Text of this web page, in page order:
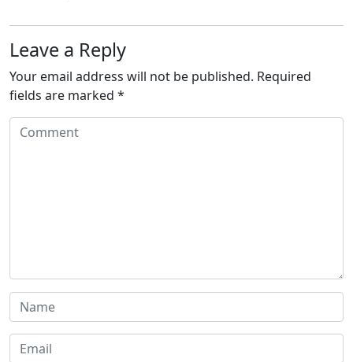
Leave a Reply
Your email address will not be published. Required
fields are marked *